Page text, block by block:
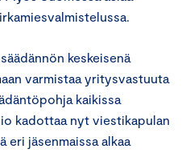
keskeisenä
varmistaa yritysvastuuta
kaikissa
kadottaa nyt viestikapulan
eri jäsenmaissa alkaa